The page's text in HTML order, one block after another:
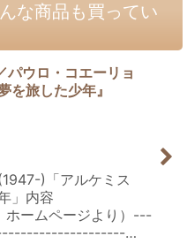
な商品も買ってい
パウロ・コエーリョ
を旅した少年』
)「アルケミス
」内容
ホームページより）---
…